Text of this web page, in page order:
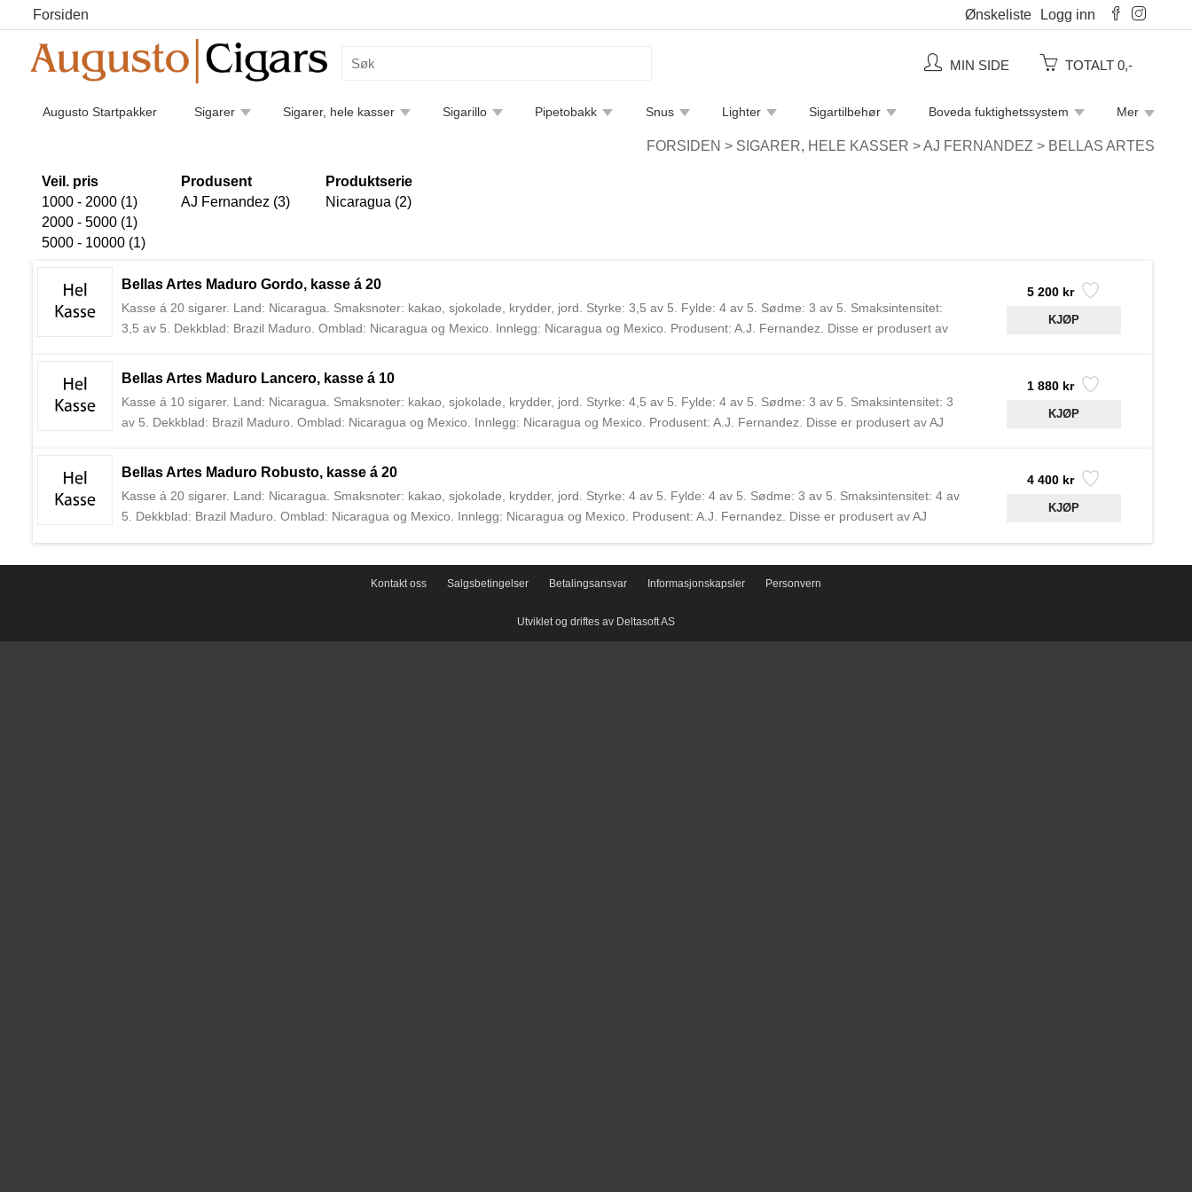
Forsiden Ønskeliste Logg inn
MIN SIDE TOTALT 0,-
Augusto Startpakker Sigarer Sigarer, hele kasser Sigarillo Pipetobakk Snus Lighter Sigartilbehør Boveda fuktighetssystem
Endre leveringsmetode Sigarguide Piperensere Rulletobakk Sigaretter
Mer
FORSIDEN > SIGARER, HELE KASSER >AJ FERNANDEZ > BELLAS ARTES
Veil. pris
1000 - 2000 (1)
2000 - 5000 (1)
5000 - 10000 (1)
Produsent
AJ Fernandez (3)
Produktserie
Nicaragua (2)
Kasse á 20 sigarer. Land: Nicaragua. Smaksnoter: kakao, sjokolade, krydder, jord. Styrke: 3,5 av 5. Fylde: 4 av 5. Sødme: 3 av 5. Smaksintensitet:
3,5 av 5. Dekkblad: Brazil Maduro. Omblad: Nicaragua og Mexico. Innlegg: Nicaragua og Mexico. Produsent: A.J. Fernandez. Disse er produsert av
markedet i dag.
Bellas Artes Maduro Gordo, kasse á 20 5 200 kr
Kasse á 10 sigarer. Land: Nicaragua. Smaksnoter: kakao, sjokolade, krydder, jord. Styrke: 4,5 av 5. Fylde: 4 av 5. Sødme: 3 av 5. Smaksintensitet: 3
av 5. Dekkblad: Brazil Maduro. Omblad: Nicaragua og Mexico. Innlegg: Nicaragua og Mexico. Produsent: A.J. Fernandez. Disse er produsert av AJ
markedet i dag.
Bellas Artes Maduro Lancero, kasse á 10 1 880 kr
Kasse á 20 sigarer. Land: Nicaragua. Smaksnoter: kakao, sjokolade, krydder, jord. Styrke: 4 av 5. Fylde: 4 av 5. Sødme: 3 av 5. Smaksintensitet: 4 av
5. Dekkblad: Brazil Maduro. Omblad: Nicaragua og Mexico. Innlegg: Nicaragua og Mexico. Produsent: A.J. Fernandez. Disse er produsert av AJ
Bellas Artes Maduro Robusto, kasse á 20 4 400 kr
Kontakt oss Salgsbetingelser Betalingsansvar Informasjonskapsler Personvern
Utviklet og driftes av Deltasoft AS